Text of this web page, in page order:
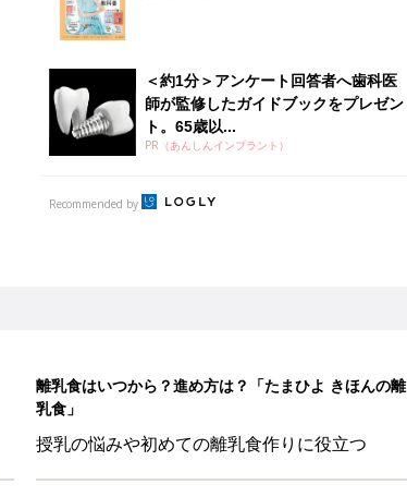
＜約1分＞アンケート回答者へ歯科医
師が監修したガイドブックをプレゼン
ト。65歳以...
PR（あんしんインプラント）
Recommended by
離乳食はいつから？進め方は？「たまひよ きほんの離
乳食」
授乳の悩みや初めての離乳食作りに役立つ